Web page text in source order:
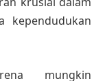
kependudukan
mungkin